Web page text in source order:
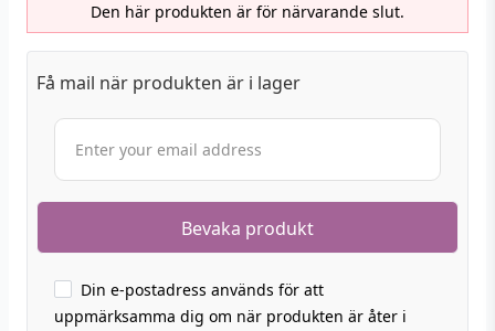
Den här produkten är för närvarande slut.
Få mail när produkten är i lager
Din e-postadress används för att
uppmärksamma dig om när produkten är åter i